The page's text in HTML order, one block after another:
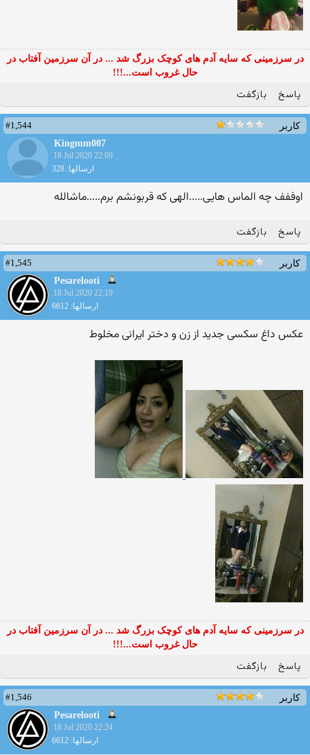
در سرزمینی که سایه آدم های کوچک بزرگ شد ... در آن سرزمین آفتاب در
حال غروب است...!!!
پاسخ بازگفت
کاربر
#1,544
Kingmm007
18 Jul 2020 22:09
ارسالها: 328
اوففف چه الماس هایی.....الهی که قربونشم برم.....ماشالله
پاسخ بازگفت
کاربر
#1,545
Pesarelooti
18 Jul 2020 22:19
ارسالها: 6612
عکس داغ سکسی جدید از زن و دختر ایرانی مخلوط
در سرزمینی که سایه آدم های کوچک بزرگ شد ... در آن سرزمین آفتاب در
حال غروب است...!!!
پاسخ بازگفت
کاربر
#1,546
Pesarelooti
18 Jul 2020 22:24
ارسالها: 6612